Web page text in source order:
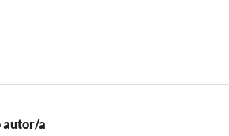
autor/a